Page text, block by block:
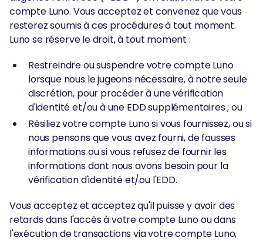
compte Luno. Vous acceptez et convenez que vous
resterez soumis à ces procédures à tout moment.
Luno se réserve le droit, à tout moment :
Restreindre ou suspendre votre compte Luno
lorsque nous le jugeons nécessaire, à notre seule
discrétion, pour procéder à une vérification
d'identité et/ou à une EDD supplémentaires ; ou
Résiliez votre compte Luno si vous fournissez, ou si
nous pensons que vous avez fourni, de fausses
informations ou si vous refusez de fournir les
informations dont nous avons besoin pour la
vérification d'identité et/ou l'EDD.
Vous acceptez et acceptez qu'il puisse y avoir des
retards dans l'accès à votre compte Luno ou dans
l'exécution de transactions via votre compte Luno,